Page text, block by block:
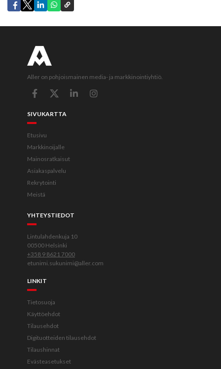
Aller on pohjoismainen media- ja markkinointiyhtiö.
SIVUKARTTA
Etusivu
Markkinoijalle
Mainosratkaisut
Asiakaspalvelu
Rekrytointi
Meistä
YHTEYSTIEDOT
Lintulahdenkuja 10
00500 Helsinki
+358 9 8621 7000
etunimi.sukunimi@aller.com
LINKIT
Tietosuoja
Käyttöehdot
Tilausehdot
Digituotteiden tilausehdot
Tilaushinnat
Evästeasetukset